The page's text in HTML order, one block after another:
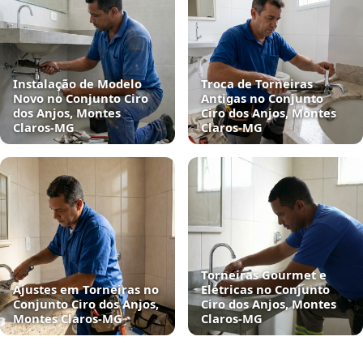
Instalação de Modelo
Novo no Conjunto Ciro
dos Anjos, Montes
Claros‑MG
Troca de Torneiras
Antigas no Conjunto
Ciro dos Anjos, Montes
Claros‑MG
Ajustes em Torneiras no
Conjunto Ciro dos Anjos,
Montes Claros‑MG
Torneiras Gourmet e
Elétricas no Conjunto
Ciro dos Anjos, Montes
Claros‑MG